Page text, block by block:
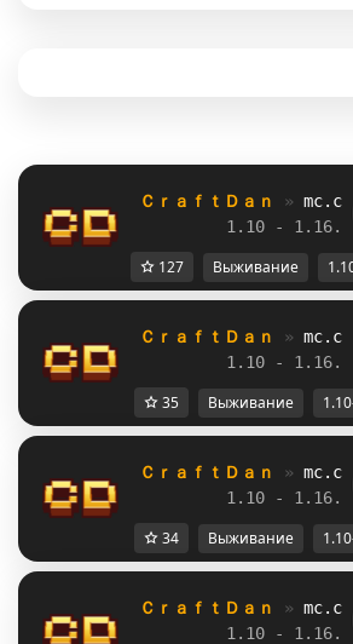
ＣｒａｆｔＤａｎ »
1.10 -
127 Выживание
ＣｒａｆｔＤａｎ »
1.10 -
35 Выживание
ＣｒａｆｔＤａｎ »
1.10 -
34 Выживание
ＣｒａｆｔＤａｎ »
1.10 -